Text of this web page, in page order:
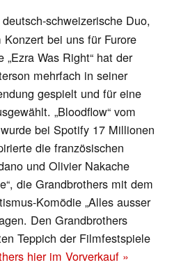
schweizerische Duo,
bei uns für Furore
Was Right“ hat der
mehrfach in seiner
gespielt und für eine
„Bloodflow“ vom
bei Spotify 17 Millionen
die französischen
und Olivier Nakache
die Grandbrothers mit dem
Komödie „Alles ausser
Den Grandbrothers
Teppich der Filmfestspiele
hier im Vorverkauf »